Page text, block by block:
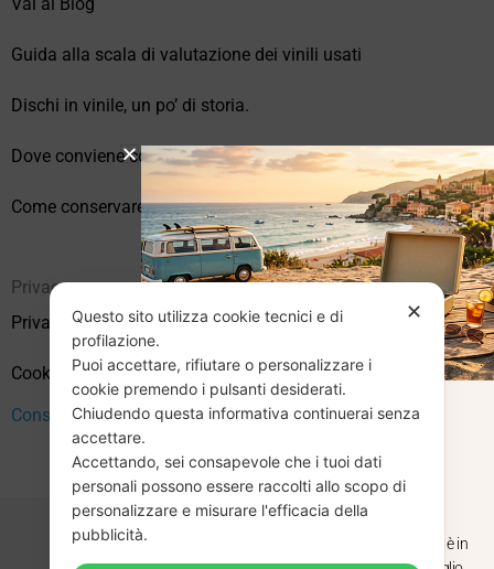
Guida alla scala di valutazione dei vinili usati
Dischi in vinile, un po’ di storia.
Dove conviene comprare vinili online?
Come conservare correttamente i vinili usati
Privacy
Privacy Policy
Cookie Policy (UE)
Consenso
✕
Questo sito utilizza cookie tecnici e di
profilazione.
Puoi accettare, rifiutare o personalizzare i
cookie premendo i pulsanti desiderati.
Chiudendo questa informativa continuerai senza
accettare.
Accettando, sei consapevole che i tuoi dati
personali possono essere raccolti allo scopo di
personalizzare e misurare l'efficacia della
pubblicità.
CHIUSURA
ESTIVA
Dal 29 luglio al 31 agosto venditaviniliusati.it è in